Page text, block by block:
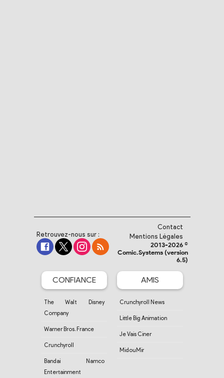
Retrouvez-nous sur :
Contact
Mentions Légales
2013-2026 ©
Comic.Systems (version
6.5)
CONFIANCE
The Walt Disney
Company
Warner Bros. France
Crunchyroll
Bandai Namco
Entertainment
AMIS
Crunchyroll News
Little Big Animation
Je Vais Ciner
MidouMir